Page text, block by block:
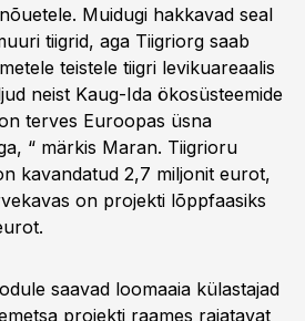
Muidugi hakkavad seal
tiigrid, aga Tiigriorg saab
teistele tiigri levikuareaalis
neist Kaug-Ida ökosüsteemide
terves Euroopas üsna
“ märkis Maran. Tiigrioru
kavandatud 2,7 miljonit eurot,
on projekti lõppfaasiks
saavad loomaaia külastajad
projekti raames rajatavat